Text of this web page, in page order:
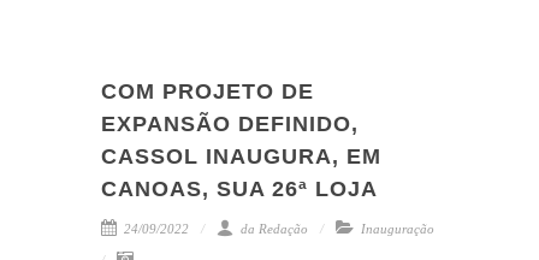
COM PROJETO DE
EXPANSÃO DEFINIDO,
CASSOL INAUGURA, EM
CANOAS, SUA 26ª LOJA
24/09/2022 da Redação Inauguração